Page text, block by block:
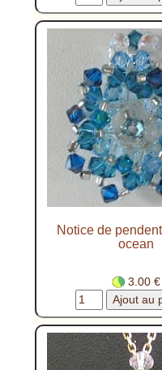
Notice de
ocean
3.00 €